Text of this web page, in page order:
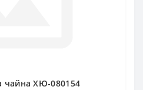
чайна ХЮ-080154